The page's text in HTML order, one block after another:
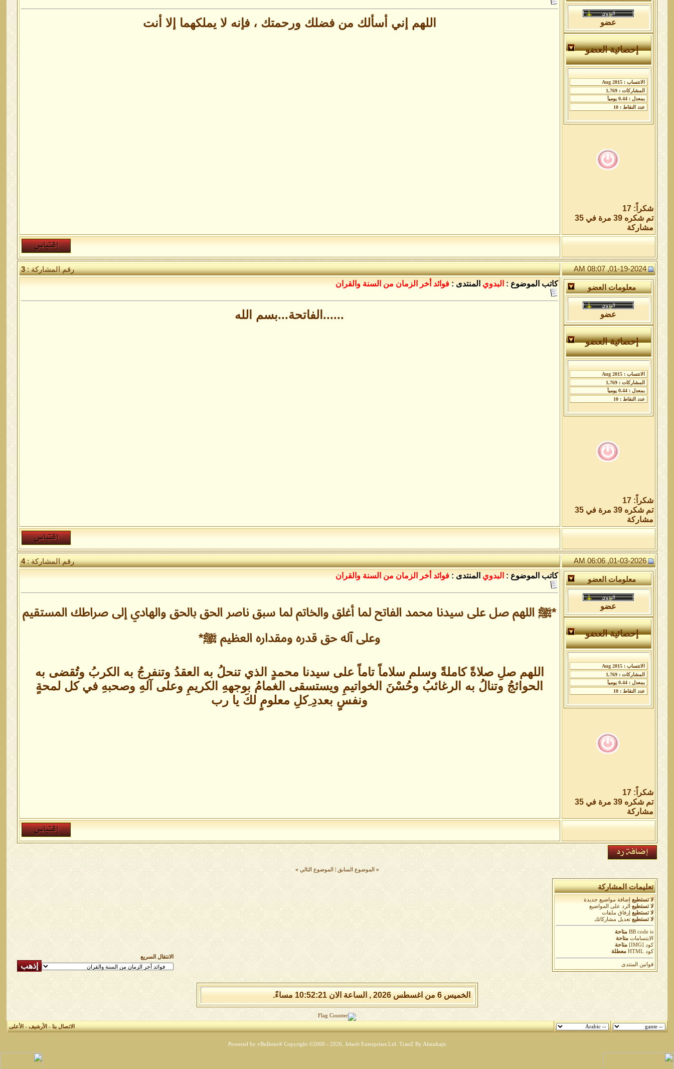
عضو
إحصائية العضو
شكراً: 17
تم شكره 39 مرة في 35
مشاركة
اللهم إني أسألك من فضلك ورحمتك ، فإنه لا يملكهما إلا أنت
01-19-2024, 08:07 AM رقم المشاركة :3
معلومات العضو
عضو
إحصائية العضو
شكراً: 17
تم شكره 39 مرة في 35
مشاركة
كاتب الموضوع : البدوي المنتدى : فوائد أخر الزمان من السنة والقران
......الفاتحة...بسم الله
01-03-2026, 06:06 AM رقم المشاركة :4
معلومات العضو
عضو
إحصائية العضو
شكراً: 17
تم شكره 39 مرة في 35
مشاركة
كاتب الموضوع : البدوي المنتدى : فوائد أخر الزمان من السنة والقران
*ﷺ اللهم صل على سيدنا محمد الفاتح لما أغلق والخاتم لما سبق ناصر الحق بالحق والهادي إلى صراطك المستقيم
وعلى آله حق قدره ومقداره العظيم ﷺ*
اللهم صلِ صلاةً كاملةً وسلم سلاماً تاماً على سيدنا محمدٍ الذي تنحلُ به العقدُ وتنفرجُ به الكربُ وتُقضى به
الحوائجُ وتنالُ به الرغائبُ وحُسْنَ الخواتيمِ ويستسقى الغمامُ بوجههِ الكريمِ وعلى آلهِ وصحبهِ في كل لمحةٍ
ونفسٍ بعددِ ِكلِ معلومٍ لكَ يا رب
« الموضوع السابق الموضوع التالي »
تعليمات المشاركة
لا تستطيع
إضافة مواضيع جديدة
لا تستطيع
الرد على المواضيع
لا تستطيع
إرفاق ملفات
لا تستطيع تعديل مشاركاتك
BB codeis
متاحة
الابتسامات متاحة
كود [IMG]
متاحة
كود HTML
معطلة
قوانين المنتدى
الانتقال السريع
الخميس 6 من اغسطس 2026 , الساعة الان 10:52:22 مساءً.
الاتصال بنا-الأرشيف-الأعلى
Powered by vBulletin® Copyright ©2000 - 2026, Jelsoft Enterprises Ltd. TranZ By Almuhajir